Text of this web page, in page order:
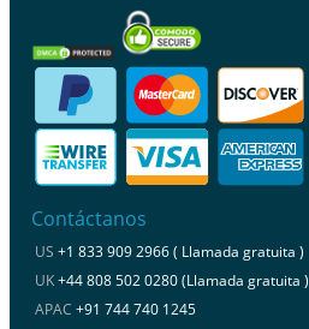
Contáctanos
US +1 833 909 2966 ( Llamada gratuita )
UK+44 808 502 0280 (Llamada gratuita )
APAC +91 744 740 1245